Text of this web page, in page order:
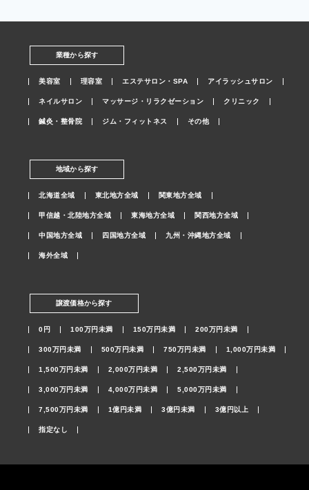
業種から探す
美容室 理容室 エステサロン・SPA アイラッシュサロン
ネイルサロン マッサージ・リラクゼーション クリニック
鍼灸・整骨院 ジム・フィットネス その他
地域から探す
北海道全域 東北地方全域 関東地方全域
甲信越・北陸地方全域 東海地方全域 関西地方全域
中国地方全域 四国地方全域 九州・沖縄地方全域
海外全域
譲渡価格から探す
0円 100万円未満 150万円未満 200万円未満
300万円未満 500万円未満 750万円未満 1,000万円未満
1,500万円未満 2,000万円未満 2,500万円未満
3,000万円未満 4,000万円未満 5,000万円未満
7,500万円未満 1億円未満 3億円未満 3億円以上
指定なし